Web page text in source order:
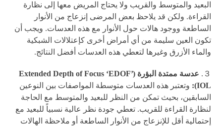
البعيد والمتوسط والقريب ولا يحتاج المريض معها إلى نظارة
القراءة. ولكن قد يلاحظ بعض المرضى إنزعاج من الأنوار
الساطعة ووجود هالات حول الأنوار مع هذه العدسات. ويجب أن
تكون العين سليمة من أي أمراض أخرى كإعتلالات الشبكية
والماء الأزرق وغيرها لتعطي هذه العدسات أفضل النتائج.
３.
عدسة ممتدة البؤرة (Extended Depth of Focus ‘EDOF’
IOL):
وتعتبر هذه العدسات متوسطة المواصفات بين النوعين
السابقين، بحيث تمكن من النظر للبعيد والمتوسط مع الحاجة
لنظارة القراءة للقريب. تعطي جودة نظر عالية نسبياً للبعيد مع
إحتمالية أقل للإنزعاج من الأنوار الساطعة أو ملاحظة الهالات